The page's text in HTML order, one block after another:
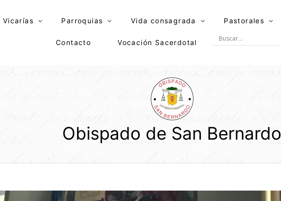
Vicarías Parroquias Vida consagrada Pastorales
Contacto Vocación Sacerdotal
Obispado de San Bernardo